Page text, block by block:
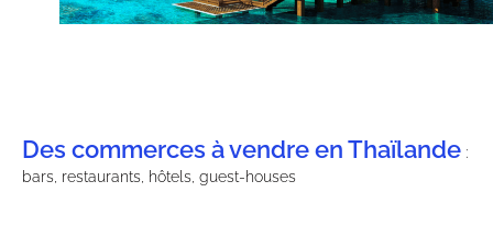
Des commerces à vendre en Thaïlande :
bars, restaurants, hôtels, guest-houses